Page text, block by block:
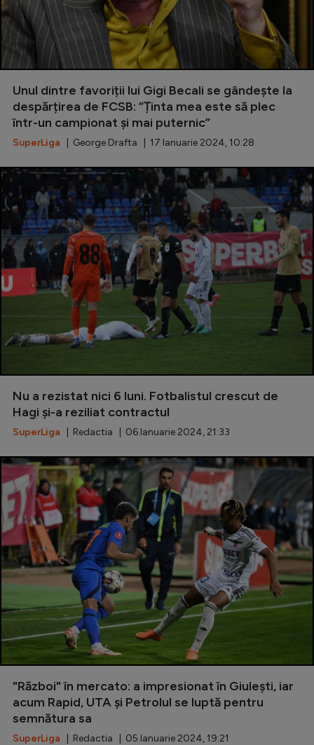
Unul dintre favoriții lui Gigi Becali se gândește la
despărțirea de FCSB: ”Ținta mea este să plec
într-un campionat și mai puternic”
SuperLiga | George Drafta | 17 Ianuarie 2024, 10:28
Nu a rezistat nici 6 luni. Fotbalistul crescut de
Hagi și-a reziliat contractul
SuperLiga | Redactia | 06 Ianuarie 2024, 21:33
"Război" în mercato: a impresionat în Giulești, iar
acum Rapid, UTA și Petrolul se luptă pentru
semnătura sa
SuperLiga | Redactia | 05 Ianuarie 2024, 19:21